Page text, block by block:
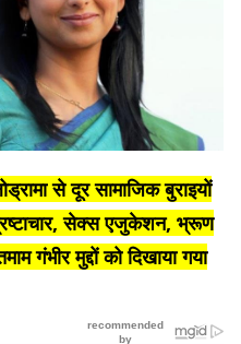
से दूर सामाजिक बुराइयों
सेक्स एजुकेशन, भ्रूण
गंभीर मुद्दों को दिखाया गया